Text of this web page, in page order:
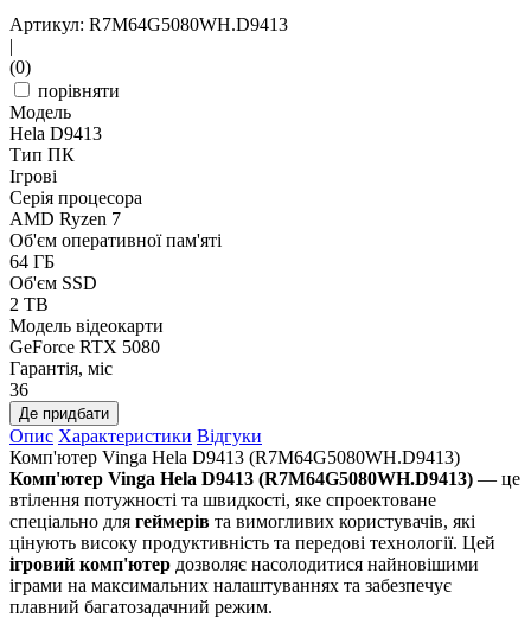
Артикул: R7M64G5080WH.D9413
|
(0)
порівняти
Модель
Hela D9413
Тип ПК
Ігрові
Серія процесора
AMD Ryzen 7
Об'єм оперативної пам'яті
64 ГБ
Об'єм SSD
2 TB
Модель відеокарти
GeForce RTX 5080
Гарантія, міс
36
Де придбати
Опис Характеристики Відгуки
Комп'ютер Vinga Hela D9413 (R7M64G5080WH.D9413)
Комп'ютер Vinga Hela D9413 (R7M64G5080WH.D9413) — це
втілення потужності та швидкості, яке спроектоване
спеціально для геймерів та вимогливих користувачів, які
цінують високу продуктивність та передові технології. Цей
ігровий комп'ютер дозволяє насолодитися найновішими
іграми на максимальних налаштуваннях та забезпечує
плавний багатозадачний режим.